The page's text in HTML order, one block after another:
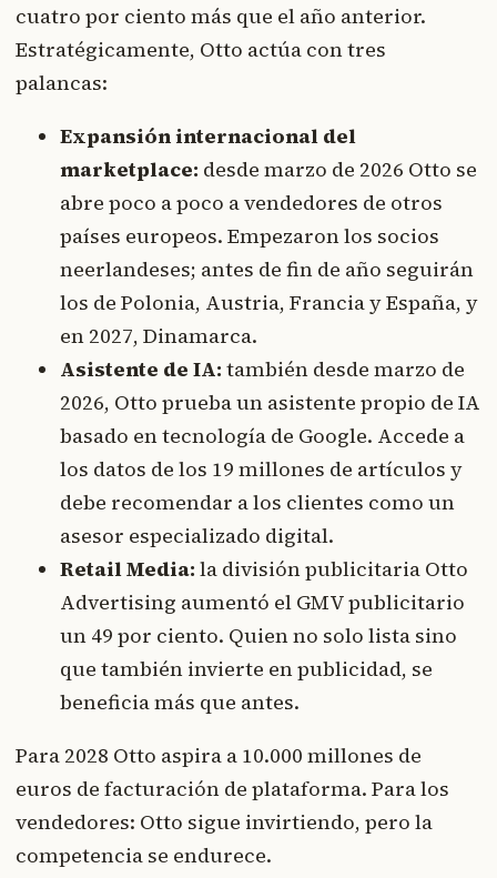
cuatro por ciento más que el año anterior.
Estratégicamente, Otto actúa con tres
palancas:
Expansión internacional del
marketplace: desde marzo de 2026 Otto se
abre poco a poco a vendedores de otros
países europeos. Empezaron los socios
neerlandeses; antes de fin de año seguirán
los de Polonia, Austria, Francia y España, y
en 2027, Dinamarca.
Asistente de IA: también desde marzo de
2026, Otto prueba un asistente propio de IA
basado en tecnología de Google. Accede a
los datos de los 19 millones de artículos y
debe recomendar a los clientes como un
asesor especializado digital.
Retail Media: la división publicitaria Otto
Advertising aumentó el GMV publicitario
un 49 por ciento. Quien no solo lista sino
que también invierte en publicidad, se
beneficia más que antes.
Para 2028 Otto aspira a 10.000 millones de
euros de facturación de plataforma. Para los
vendedores: Otto sigue invirtiendo, pero la
competencia se endurece.